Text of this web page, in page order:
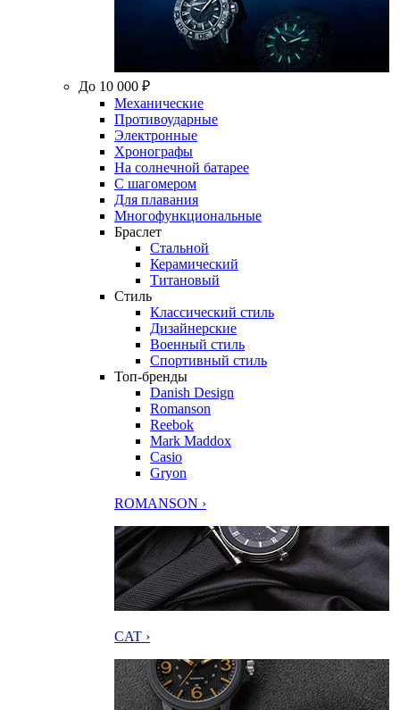
До 10 000 ₽
Механические
Противоударные
Электронные
Хронографы
На солнечной батарее
С шагомером
Для плавания
Многофункциональные
Браслет
Стальной
Керамический
Титановый
Стиль
Классический стиль
Дизайнерские
Военный стиль
Спортивный стиль
Топ-бренды
Danish Design
Romanson
Reebok
Mark Maddox
Casio
Gryon
ROMANSON ›
CAT ›